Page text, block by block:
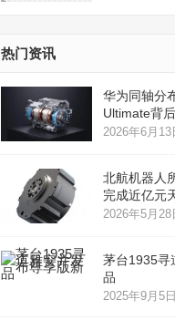
热门资讯
华为同轴分
Ultimate背
2026年6月13
北航机器人
完成近亿元
2026年5月28
茅台1935寻
品
2025年9月5日